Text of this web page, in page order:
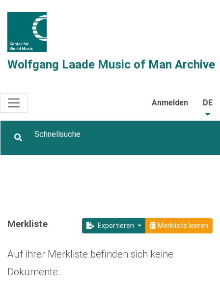
Wolfgang Laade Music of Man Archive
Anmelden DE
Exportieren Merkliste leeren
Merkliste
Auf ihrer Merkliste befinden sich keine
Dokumente.